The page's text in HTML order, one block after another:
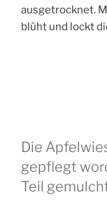
ausgetrocknet.
blüht und lockt
Die
gepflegt
Teil